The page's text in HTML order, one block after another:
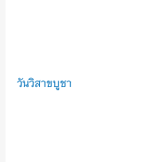
วันวิสาขบูชา